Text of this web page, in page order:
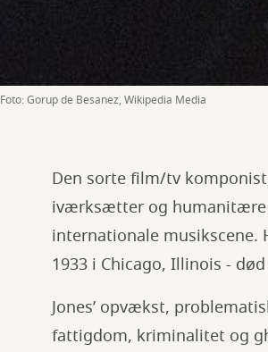
Foto: Gorup de Besanez, Wikipedia Media
Den sorte film/tv
iværksætter og humanitære
internationale musikscene.
1933 i Chicago, Illinois -
Jones’ opvækst,
fattigdom, kriminalitet og